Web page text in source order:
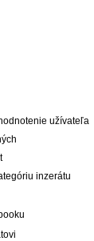
užívateľa
inzerátu